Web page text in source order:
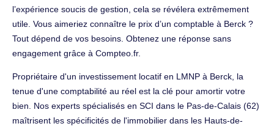
l’expérience soucis de gestion, cela se révélera extrêmement
utile. Vous aimeriez connaître le prix d’un comptable à Berck ?
Tout dépend de vos besoins. Obtenez une réponse sans
engagement grâce à Compteo.fr.
Propriétaire d'un investissement locatif en LMNP à Berck, la
tenue d'une comptabilité au réel est la clé pour amortir votre
bien. Nos experts spécialisés en SCI dans le Pas-de-Calais (62)
maîtrisent les spécificités de l'immobilier dans les Hauts-de-